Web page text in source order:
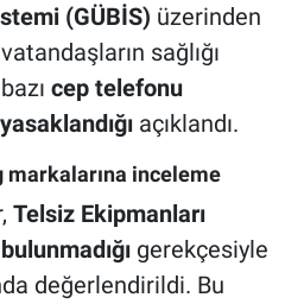
(GÜBİS) üzerinden
sağlığı
cep telefonu
açıklandı.
markalarına inceleme
Telsiz Ekipmanları
gerekçesiyle
değerlendirildi. Bu